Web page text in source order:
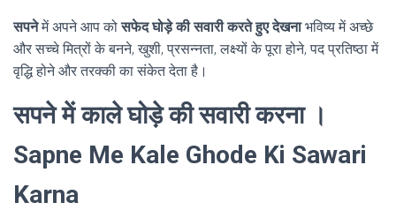
सपनेमें अपने आप कोसफेद घोड़े की सवारी करते हुए देखनाभविष्य में अच्छे
और सच्चे मित्रों के बनने, खुशी, प्रसन्नता, लक्ष्यों के पूरा होने, पद प्रतिष्ठा में
वृद्धि होने और तरक्की का संकेत देता है।
सपने में काले घोड़े की सवारी करना ।
Sapne Me Kale Ghode Ki Sawari
Karna